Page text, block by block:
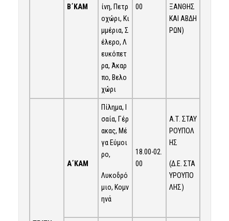
Β΄ΚΑΜ
ίνη, Πετρ
οχώρι, Κι
μμέρια, Σ
έλερο, Λ
ευκόπετ
ρα, Άκαρ
πο, Βελο
χώρι
00
ΞΑΝΘΗΣ
ΚΑΙ ΑΒΔΗ
ΡΩΝ)
Α΄ΚΑΜ
Πίλημα, Ι
σαία, Γέρ
ακας, Μέ
γα Εύμοι
ρο,
Λυκοδρό
μιο, Κομν
ηνά
18.00-02.
00
Α.Τ. ΣΤΑΥ
ΡΟΥΠΟΛ
ΗΣ
(Δ.Ε. ΣΤΑ
ΥΡΟΥΠΟ
ΛΗΣ)